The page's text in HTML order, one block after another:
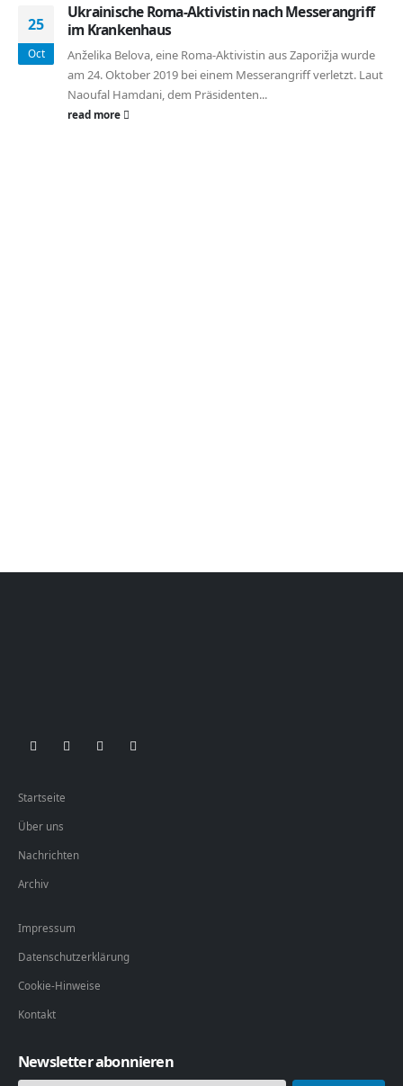
25
Oct
Ukrainische Roma-Aktivistin nach Messerangriff
im Krankenhaus
Anželika Belova, eine Roma-Aktivistin aus Zaporižja wurde
am 24. Oktober 2019 bei einem Messerangriff verletzt. Laut
Naoufal Hamdani, dem Präsidenten...
read more
Startseite
Über uns
Nachrichten
Archiv
Impressum
Datenschutzerklärung
Cookie-Hinweise
Kontakt
Newsletter abonnieren